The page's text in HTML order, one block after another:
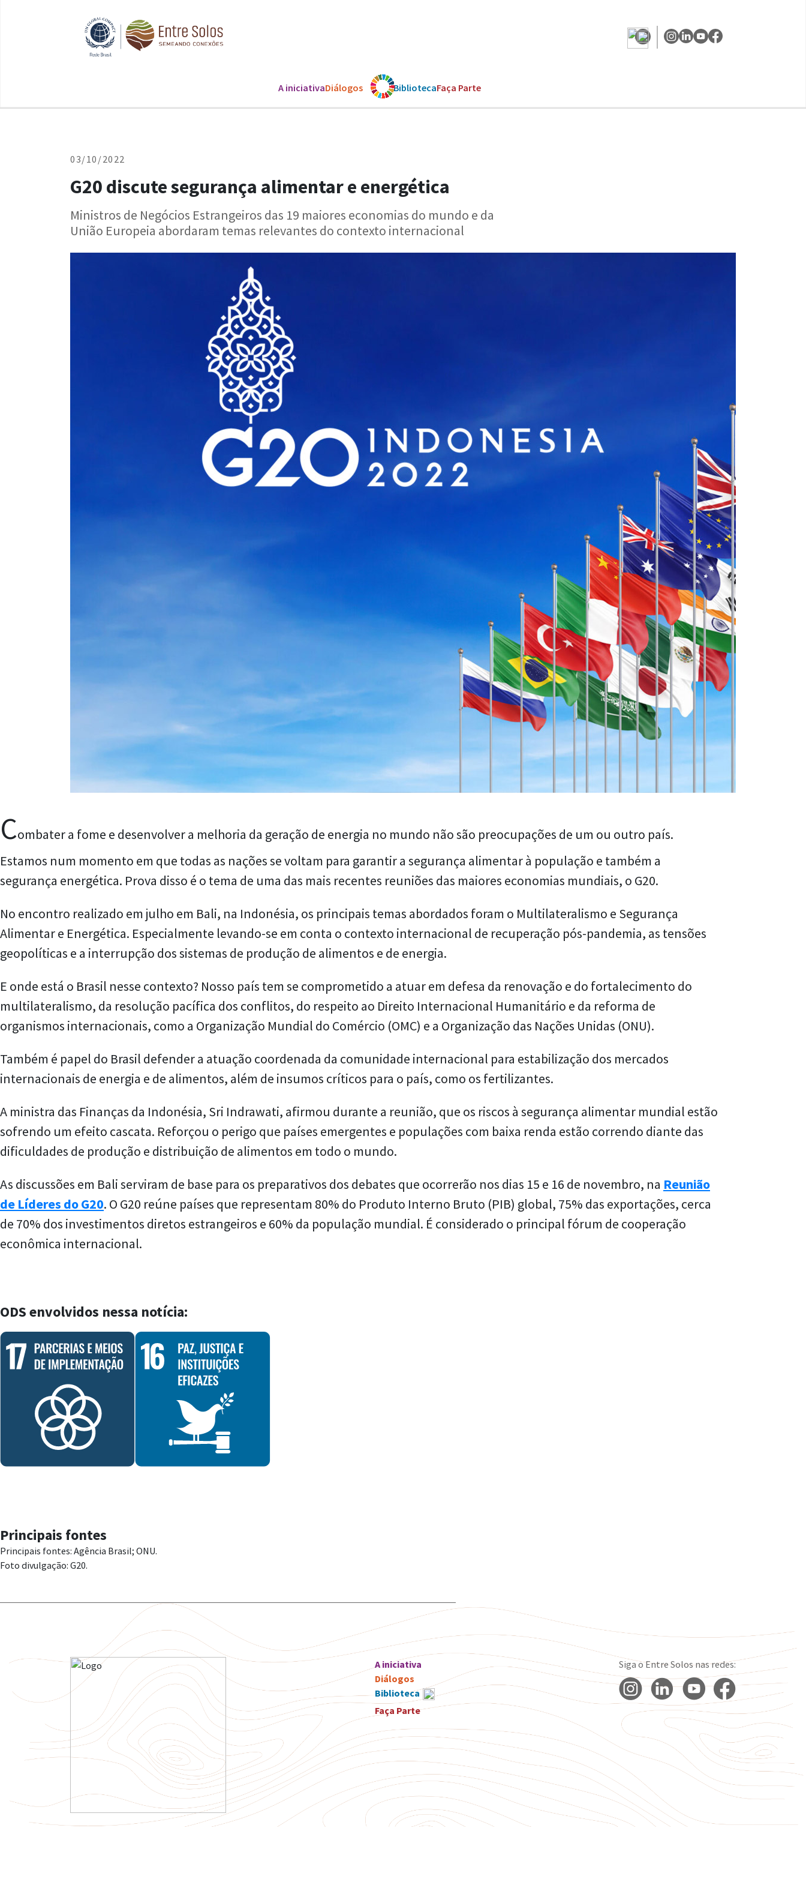
A iniciativaDiálogos Os ODSBibliotecaFaça Parte
03/10/2022
G20 discute segurança alimentar e energética
Ministros de Negócios Estrangeiros das 19 maiores economias do mundo e da
União Europeia abordaram temas relevantes do contexto internacional
Combater a fome e desenvolver a melhoria da geração de energia no mundo não são preocupações de um ou outro país.
Estamos num momento em que todas as nações se voltam para garantir a segurança alimentar à população e também a
segurança energética. Prova disso é o tema de uma das mais recentes reuniões das maiores economias mundiais, o G20.
No encontro realizado em julho em Bali, na Indonésia, os principais temas abordados foram o Multilateralismo e Segurança
Alimentar e Energética. Especialmente levando-se em conta o contexto internacional de recuperação pós-pandemia, as tensões
geopolíticas e a interrupção dos sistemas de produção de alimentos e de energia.
E onde está o Brasil nesse contexto? Nosso país tem se comprometido a atuar em defesa da renovação e do fortalecimento do
multilateralismo, da resolução pacífica dos conflitos, do respeito ao Direito Internacional Humanitário e da reforma de
organismos internacionais, como a Organização Mundial do Comércio (OMC) e a Organização das Nações Unidas (ONU).
Também é papel do Brasil defender a atuação coordenada da comunidade internacional para estabilização dos mercados
internacionais de energia e de alimentos, além de insumos críticos para o país, como os fertilizantes.
A ministra das Finanças da Indonésia, Sri Indrawati, afirmou durante a reunião, que os riscos à segurança alimentar mundial estão
sofrendo um efeito cascata. Reforçou o perigo que países emergentes e populações com baixa renda estão correndo diante das
dificuldades de produção e distribuição de alimentos em todo o mundo.
As discussões em Bali serviram de base para os preparativos dos debates que ocorrerão nos dias 15 e 16 de novembro, na Reunião
de Líderes do G20. O G20 reúne países que representam 80% do Produto Interno Bruto (PIB) global, 75% das exportações, cerca
de 70% dos investimentos diretos estrangeiros e 60% da população mundial. É considerado o principal fórum de cooperação
econômica internacional.
ODS envolvidos nessa notícia:
Principais fontes
Principais fontes: Agência Brasil; ONU.
Foto divulgação: G20.
A iniciativa
Diálogos
Biblioteca
Faça Parte
Siga o Entre Solos nas redes: